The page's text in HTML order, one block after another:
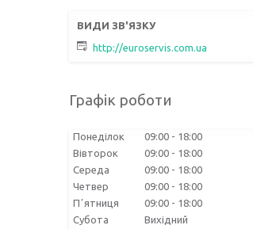
http://euroservis.com.ua
Графік роботи
Понеділок 09:00
18:00
Вівторок
09:00
18:00
Середа
09:00
18:00
Четвер
09:00
18:00
Пʼятниця
09:00
18:00
Субота
Вихідний